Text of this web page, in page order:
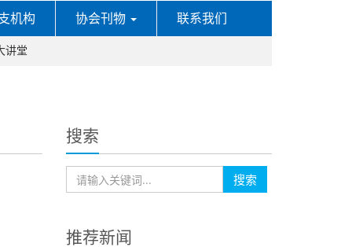
讲堂
机构 协会刊物 联系我们
搜索
搜索
推荐新闻